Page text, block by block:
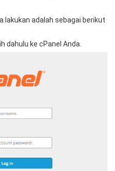
lakukan adalah sebagai berikut
dahulu ke cPanel Anda.